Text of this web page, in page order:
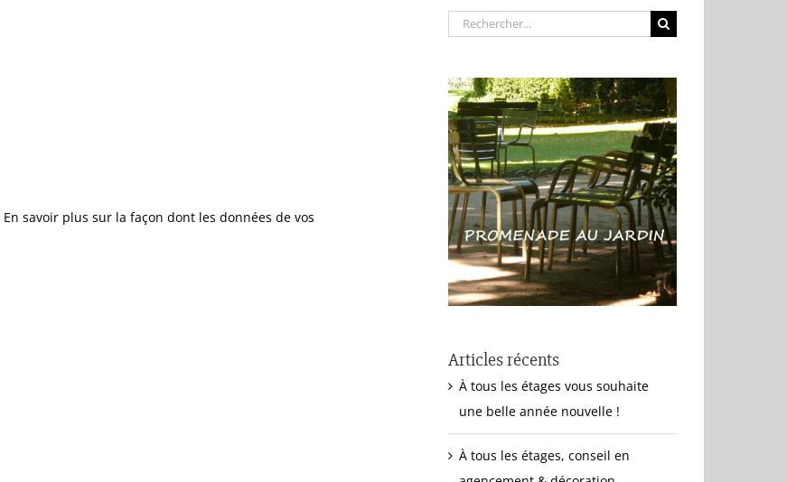
En savoir plus sur la façon dont les données de vos
Rechercher:
Articles récents
À tous les étages vous souhaite
une belle année nouvelle !
À tous les étages, conseil en